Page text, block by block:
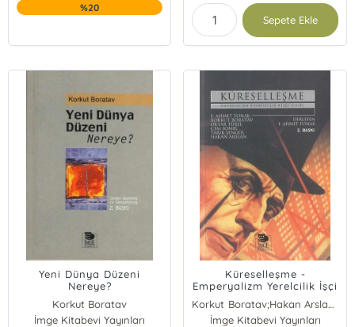
%20
Sepete Ekle
Yeni Dünya Düzeni
Nereye?
Korkut Boratav
İmge Kitabevi Yayınları
Küreselleşme -
Emperyalizm Yerelcilik İşçi
Korkut Boratav;Hakan Arslan;Tarık Şengül;Cem Somel;Oktar Türel
İmge Kitabevi Yayınları